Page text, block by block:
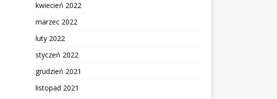
kwiecień 2022
marzec 2022
luty 2022
styczeń 2022
grudzień 2021
listopad 2021